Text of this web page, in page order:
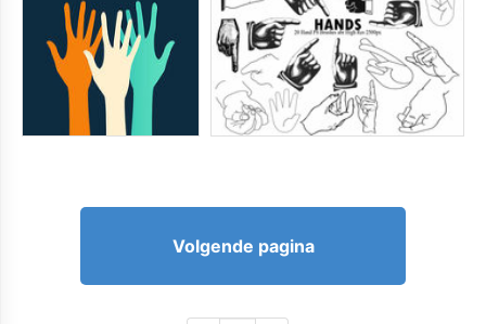
Volgende pagina